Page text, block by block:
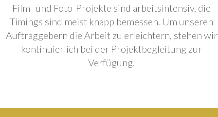
Film- und Foto-Projekte sind arbeitsintensiv, die
Timings sind meist knapp bemessen. Um unseren
Auftraggebern die Arbeit zu erleichtern, stehen wir
kontinuierlich bei der Projektbegleitung zur
Verfügung.